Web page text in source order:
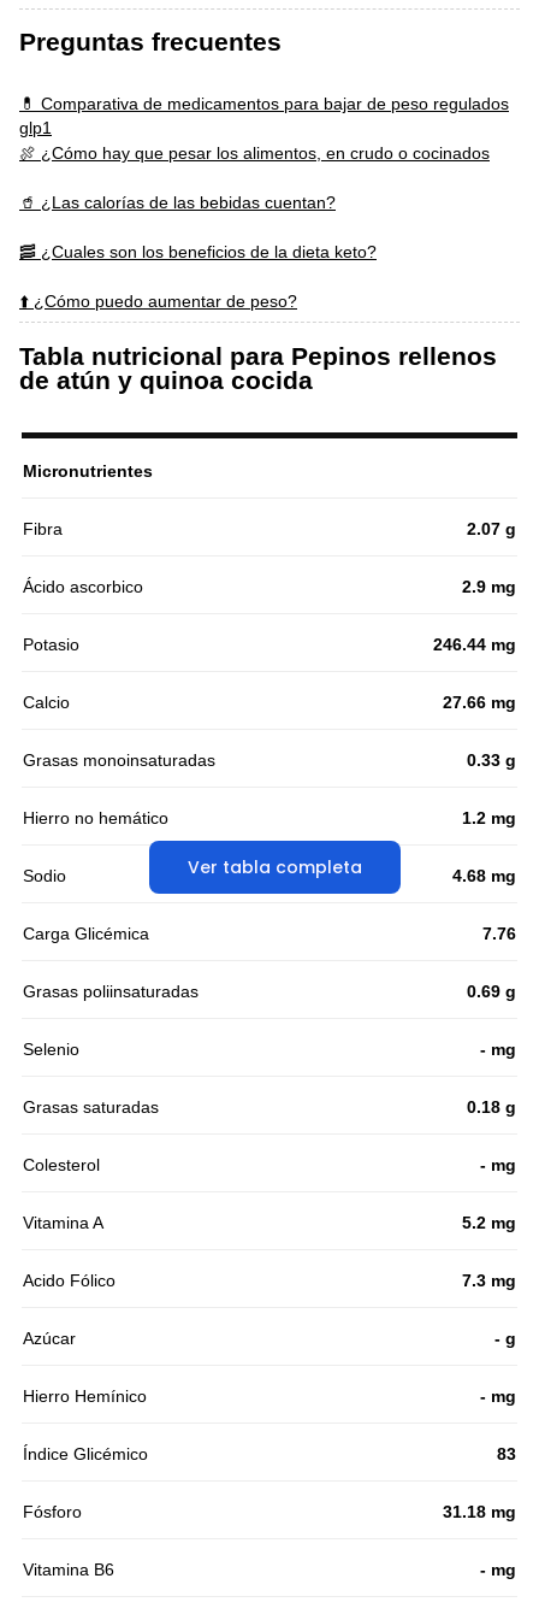
Preguntas frecuentes
💊 Comparativa de medicamentos para bajar de peso regulados
glp1
🍖 ¿Cómo hay que pesar los alimentos, en crudo o cocinados
🥤 ¿Las calorías de las bebidas cuentan?
🥓 ¿Cuales son los beneficios de la dieta keto?
⬆️ ¿Cómo puedo aumentar de peso?
Tabla nutricional para Pepinos rellenos
de atún y quinoa cocida
Ver tabla completa
Micronutrientes
Fibra 2.07 g
Ácido ascorbico 2.9 mg
Potasio 246.44 mg
Calcio 27.66 mg
Grasas monoinsaturadas 0.33 g
Hierro no hemático 1.2 mg
Sodio 4.68 mg
Carga Glicémica 7.76
Grasas poliinsaturadas 0.69 g
Selenio - mg
Grasas saturadas 0.18 g
Colesterol - mg
Vitamina A 5.2 mg
Acido Fólico 7.3 mg
Azúcar - g
Hierro Hemínico - mg
Índice Glicémico 83
Fósforo 31.18 mg
Vitamina B6 - mg